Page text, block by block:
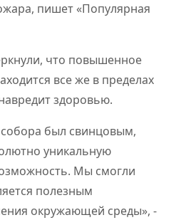
пишет «Популярная
что повышенное
все же в пределах
здоровью.
был свинцовым,
уникальную
Мы смогли
полезным
окружающей среды», -